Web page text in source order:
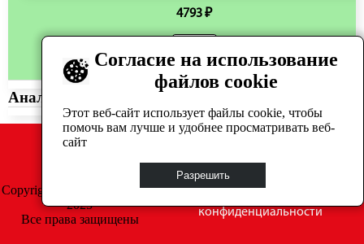
4793 ₽
Нет в магазине
Аналоги:
Согласие на использование
файлов cookie
Этот веб-сайт использует файлы cookie, чтобы
помочь вам лучше и удобнее просматривать веб-
сайт
Разрешить
Copyright © GrosAuto 2019 -
2025
Все права защищены
конфиденциальности